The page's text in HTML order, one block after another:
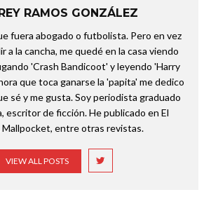
RAMOS GONZÁLEZ
fuera abogado o futbolista. Pero en vez
a la cancha, me quedé en la casa viendo
'Crash Bandicoot' y leyendo 'Harry
que toca ganarse la 'papita' me dedico
sé y me gusta. Soy periodista graduado
escritor de ficción. He publicado en El
Mallpocket, entre otras revistas.
VIEW ALL POSTS